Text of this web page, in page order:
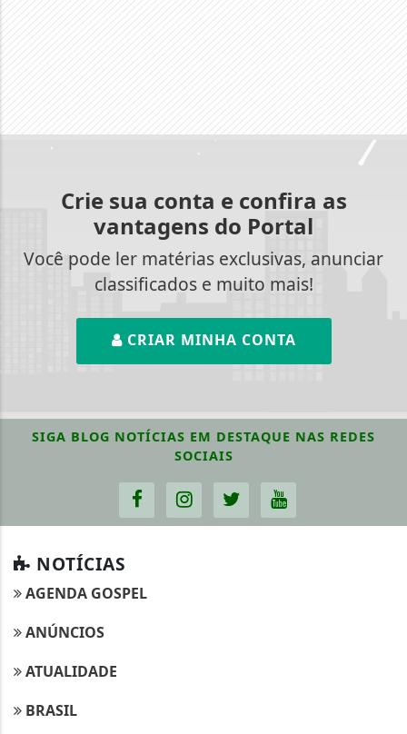
Crie sua conta e confira as
vantagens do Portal
Você pode ler matérias exclusivas, anunciar
classificados e muito mais!
CRIAR MINHA CONTA
SIGA BLOG NOTÍCIAS EM DESTAQUE NAS REDES
SOCIAIS
NOTÍCIAS
AGENDA GOSPEL
ANÚNCIOS
ATUALIDADE
BRASIL